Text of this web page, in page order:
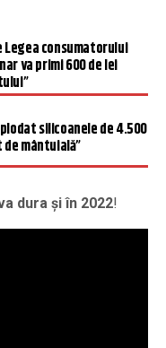
Legea consumatorului
va primi 600 de lei
silicoanele de 4.500
mântuială”
dura şi în 2022!